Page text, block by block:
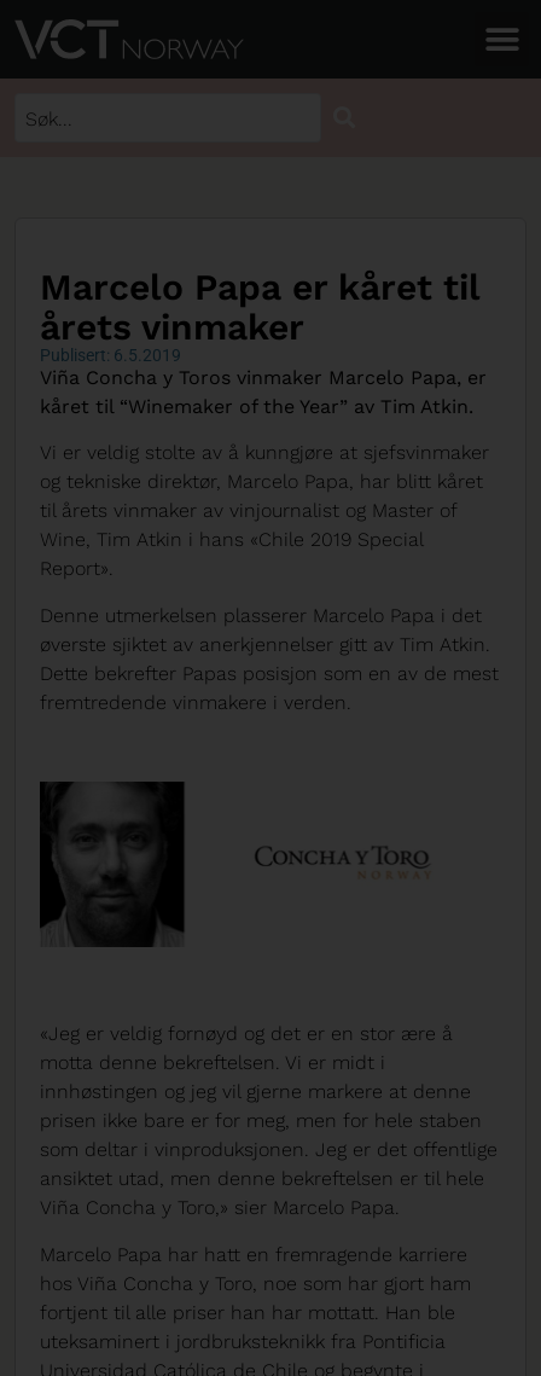
Marcelo Papa er kåret til
årets vinmaker
Publisert: 6.5.2019
Viña Concha y Toros vinmaker Marcelo Papa, er
kåret til “Winemaker of the Year” av Tim Atkin.
Vi er veldig stolte av å kunngjøre at sjefsvinmaker
og tekniske direktør, Marcelo Papa, har blitt kåret
til årets vinmaker av vinjournalist og Master of
Wine, Tim Atkin i hans «Chile 2019 Special
Report».
Denne utmerkelsen plasserer Marcelo Papa i det
øverste sjiktet av anerkjennelser gitt av Tim Atkin.
Dette bekrefter Papas posisjon som en av de mest
fremtredende vinmakere i verden.
«Jeg er veldig fornøyd og det er en stor ære å
motta denne bekreftelsen. Vi er midt i
innhøstingen og jeg vil gjerne markere at denne
prisen ikke bare er for meg, men for hele staben
som deltar i vinproduksjonen. Jeg er det offentlige
ansiktet utad, men denne bekreftelsen er til hele
Viña Concha y Toro,» sier Marcelo Papa.
Marcelo Papa har hatt en fremragende karriere
hos Viña Concha y Toro, noe som har gjort ham
fortjent til alle priser han har mottatt. Han ble
uteksaminert i jordbruksteknikk fra Pontificia
Universidad Católica de Chile og begynte i